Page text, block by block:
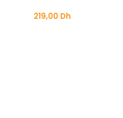
219,00 Dh